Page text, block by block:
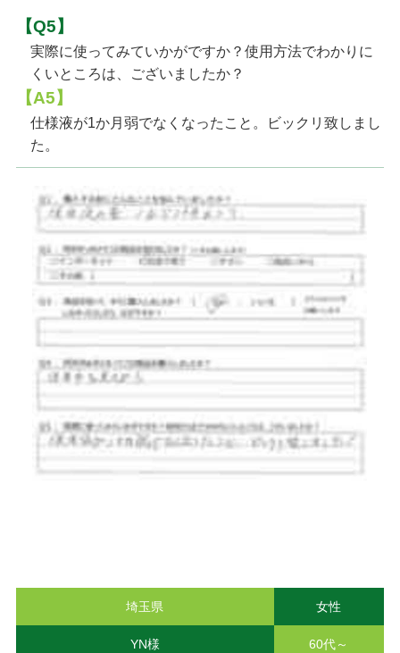
【Q5】
実際に使ってみていかがですか？使用方法でわかりに
くいところは、ございましたか？
【A5】
仕様液が1か月弱でなくなったこと。ビックリ致しまし
た。
埼玉県 女性
YN様 60代～